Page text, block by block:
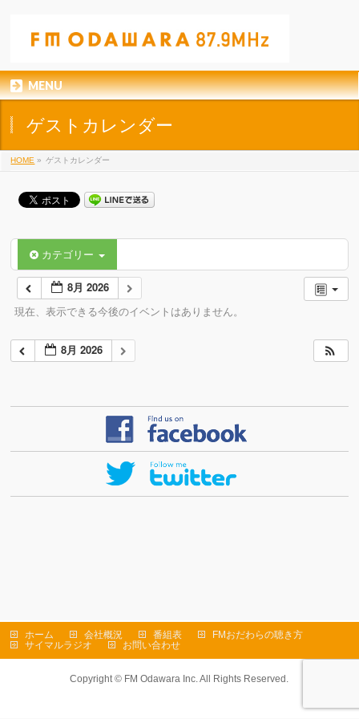
MENU
ゲストカレンダー
HOME » ゲストカレンダー
カテゴリー
8月 2026
現在、表示できる今後のイベントはありません。
8月 2026
ホーム 会社概況 番組表
FMおだわらの聴き方
サイマルラジオ
お問い合わせ
Copyright © FM Odawara Inc.All Rights Reserved.